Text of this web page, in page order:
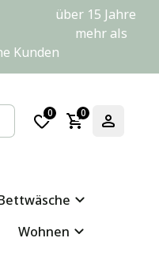
über 15 Jahre
mehr als
Kunden
0 0
Wohnen